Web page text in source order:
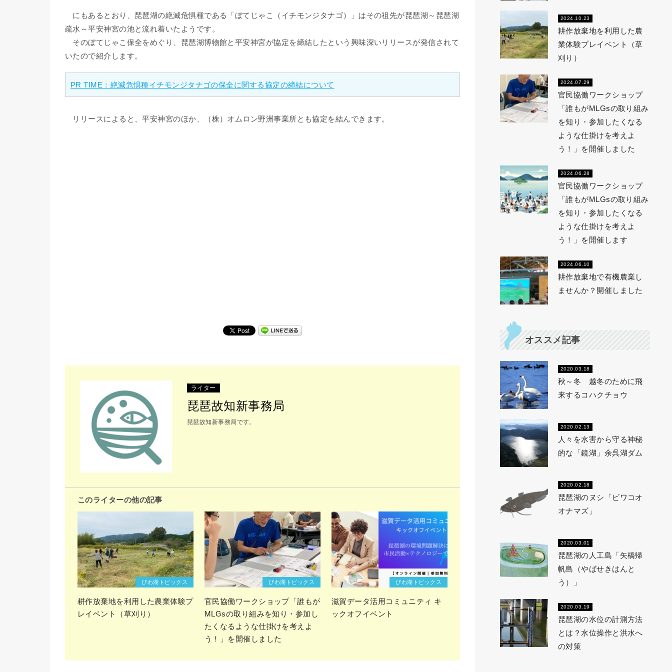
にもあるとおり、琵琶湖の絶滅危惧種である「ぼてじゃこ（イチモンジタナゴ）」はその祖先が琵琶湖～琵琶湖
疏水～平安神宮の池と流れ着いたようです。
そのぼてじゃこ保全をめぐり、琵琶湖博物館と平安神宮が協定を締結したという興味深いリリースが発信されて
いたので紹介します。
PR TIME：絶滅危惧種イチモンジタナゴの保全に関する協定の締結について
リリースによると、平安神宮のほか、（株）オムロン野洲事業所とも協定を結んできます。
ライター
琵琶故知新事務局
琵琶故知新事務局です。
このライターの他の記事
びわ湖トピックス
耕作放棄地を利用した農業体験プ
レイベント（草刈り）
びわ湖トピックス
官民協働ワークショップ「誰もが
MLGsの取り組みを知り・参加し
たくなるような仕掛けを考えよ
う！」を開催しました
びわ湖トピックス
滋賀データ活用コミュニティ キ
ックオフイベント
2024.10.23
耕作放棄地を利用した農
業体験プレイベント（草
刈り）
2024.07.29
官民協働ワークショップ
「誰もがMLGsの取り組み
を知り・参加したくなる
ような仕掛けを考えよ
う！」を開催しました
2024.06.28
官民協働ワークショップ
「誰もがMLGsの取り組み
を知り・参加したくなる
ような仕掛けを考えよ
う！」を開催します
2024.06.10
耕作放棄地で有機農業し
ませんか？開催しました
オススメ記事
2020.03.18
秋～冬 越冬のために飛
来するコハクチョウ
2020.02.13
人々を水害から守る神秘
的な「鏡湖」余呉湖ダム
2020.02.18
琵琶湖のヌシ「ビワコオ
オナマズ」
2020.03.01
琵琶湖の人工島「矢橋帰
帆島（やばせきはんと
う）」
2020.03.19
琵琶湖の水位の計測方法
とは？水位操作と洪水へ
の対策